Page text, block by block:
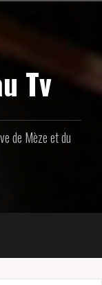
Tv
de Mèze et du